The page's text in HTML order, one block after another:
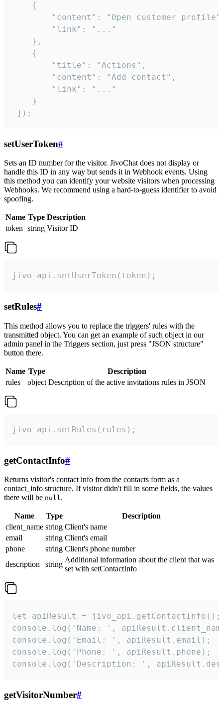
    {
"content": "Open customer
        "link": "..."
    },
    {
        "title": "Actions",
        "content": "Add contact",
        "link": "..."
    }
]);
setUserToken#
Sets an ID number for the visitor. JivoChat does not display or
handle this ID in any way but sends it in Webhook events. Using
this method you can identify your website visitors when processing
Webhooks. We recommend using a hard-to-guess identifier to avoid
spoofing.
Name Type Description
token string Visitor ID
jivo_api.setUserToken(token);
setRules#
This method allows you to replace the triggers' rules with the
transmitted object. You can get an example of such object in our
admin panel in the Triggers section, just press "JSON structure"
button there.
Name Type
Description
rules
object Description of the active invitations rules in JSON
jivo_api.setRules(rules);
getContactInfo#
Returns visitor's contact info from the contacts form as a
contact_info structure. If visitor didn't fill in some fields, the values
there will be null.
Name Type
Description
client_name string Client's name
email
string Client's email
phone
string Client's phone number
description
string
Additional information about the client that was
set with setContactInfo
let apiResult = jivo_api.getContactInfo();
console.log('Name: ',
console.log('Email: ', apiResult.email);
console.log('Phone: ', apiResult.phone);
console.log('Description: ',
getVisitorNumber#